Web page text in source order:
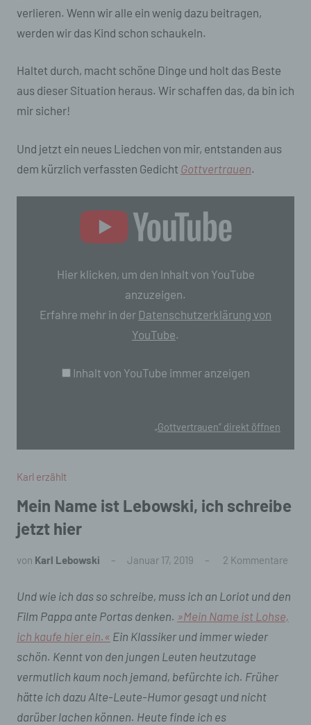
verlieren. Wenn wir alle ein wenig dazu beitragen,
werden wir das Kind schon schaukeln.
Haltet durch, macht schöne Dinge und holt das Beste
aus dieser Situation heraus. Wir schaffen das, da bin ich
mir sicher!
Und jetzt ein neues Liedchen von mir, entstanden aus
dem kürzlich verfassten Gedicht Gottvertrauen.
„Gottvertrauen“
anzeigenHier klicken, um den Inhalt von YouTube
anzuzeigen.
Erfahre mehr in der Datenschutzerklärung von
YouTube.
Inhalt von YouTube immer anzeigen
„Gottvertrauen“ direkt öffnen
Karl erzählt
Mein Name ist Lebowski, ich schreibe
jetzt hier
von Karl Lebowski Januar 17, 2019 2 Kommentare
Und wie ich das so schreibe, muss ich an Loriot und den
Film Pappa ante Portas denken. »Mein Name ist Lohse,
ich kaufe hier ein.« Ein Klassiker und immer wieder
schön. Kennt von den jungen Leuten heutzutage
vermutlich kaum noch jemand, befürchte ich. Früher
hätte ich dazu Alte-Leute-Humor gesagt und nicht
darüber lachen können. Heute finde ich es